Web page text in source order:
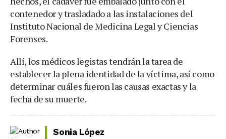
contenedor y trasladado a las instalaciones del
Instituto Nacional de Medicina Legal y Ciencias
Forenses.
Allí, los médicos legistas tendrán la tarea de
establecer la plena identidad de la víctima, así como
determinar cuáles fueron las causas exactas y la
fecha de su muerte.
Sonia López